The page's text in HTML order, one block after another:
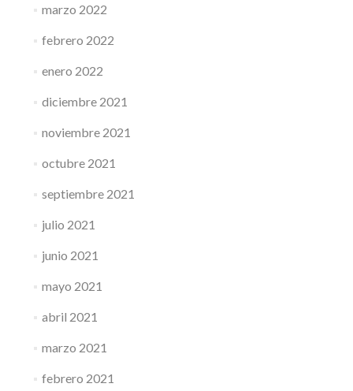
marzo 2022
febrero 2022
enero 2022
diciembre 2021
noviembre 2021
octubre 2021
septiembre 2021
julio 2021
junio 2021
mayo 2021
abril 2021
marzo 2021
febrero 2021